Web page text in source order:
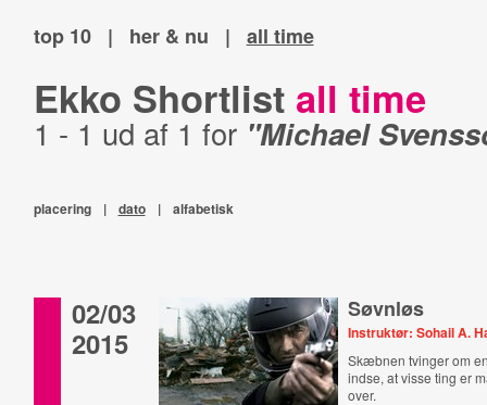
top 10 | her & nu | all time
Ekko Shortlist all time
1 - 1 ud af 1 for "Michael
placering | dato | alfabetisk
02/03
2015
Søvnløs
Instruktør: Sohail A.
Skæbnen tvinger om
indse, at visse ting er
over.